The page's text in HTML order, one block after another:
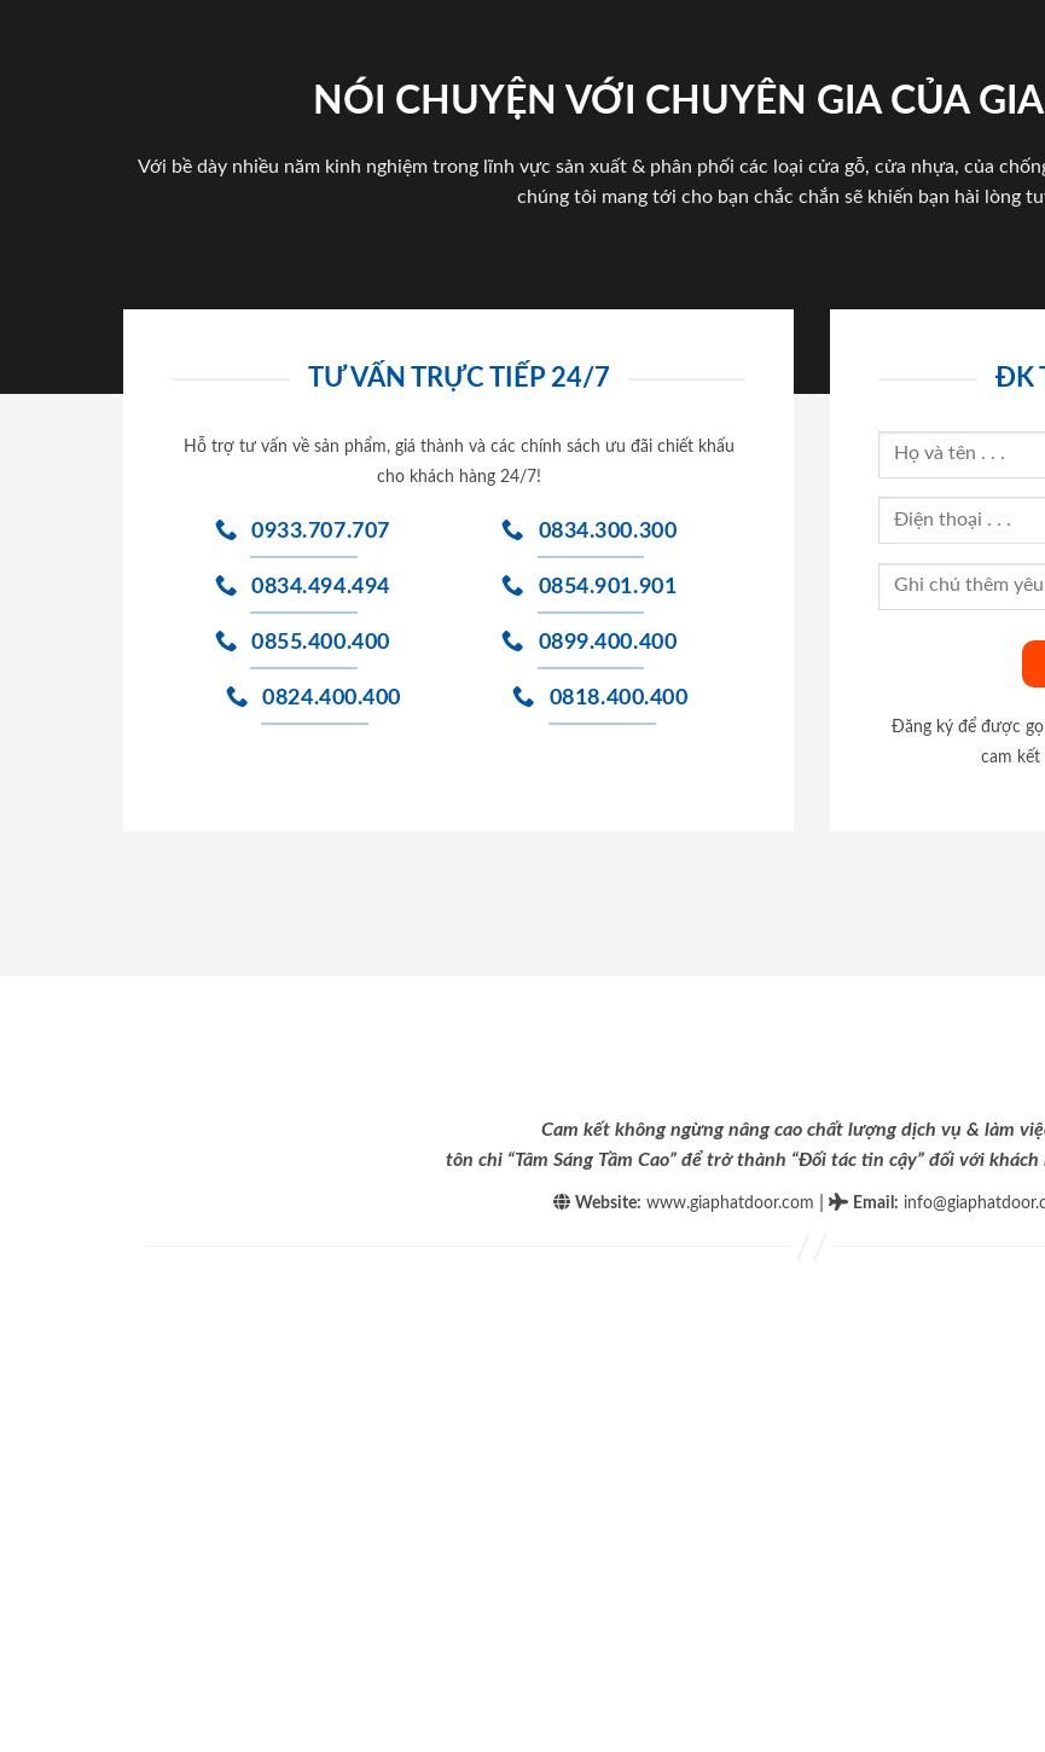
NÓI CHUYỆN VỚI CHUYÊN GIA CỦA
Với bề dày nhiều năm kinh nghiệm trong lĩnh vực sản xuất & phân phối các loại cửa gỗ, cửa nhựa, của
chúng tôi mang tới cho bạn chắc chắn sẽ khiến bạn hài lòng
TƯ VẤN TRỰC TIẾP 24/7
Hỗ trợ tư vấn về sản phẩm, giá thành và các chính sách ưu đãi chiết khấu
cho khách hàng 24/7!
0933.707.707
0834.494.494
0855.400.400
0824.400.400
0834.300.300
0854.901.901
0899.400.400
0818.400.400
ĐK
Đăng ký để được
cam
Cam kết không ngừng nâng cao chất lượng dịch vụ & làm
tôn chỉ “Tâm Sáng Tầm Cao” để trở thành “Đối tác tin cậy” đối với
Website: www.giaphatdoor.com Email :